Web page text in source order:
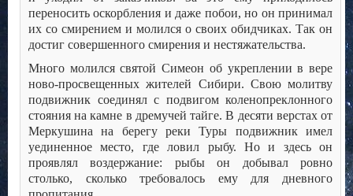
переносить оскорбления и даже побои, но он принимал
их со смирением и молился о своих обидчиках. Так он
достиг совершенного смирения и нестяжательства.
Много молился святой Симеон об укреплении в вере
ново-просвещенных жителей Сибири. Свою молитву
подвижник соединял с подвигом коленопреклонного
стояния на камне в дремучей тайге. В десяти верстах от
Меркушина на берегу реки Туры подвижник имел
уединенное место, где ловил рыбу. Но и здесь он
проявлял воздержание: рыбы он добывал ровно
столько, сколько требовалось ему для дневного